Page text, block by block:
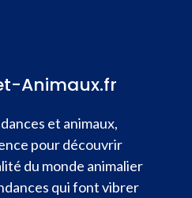
Animaux.fr
et animaux,
pour découvrir
du monde animalier
qui font vibrer